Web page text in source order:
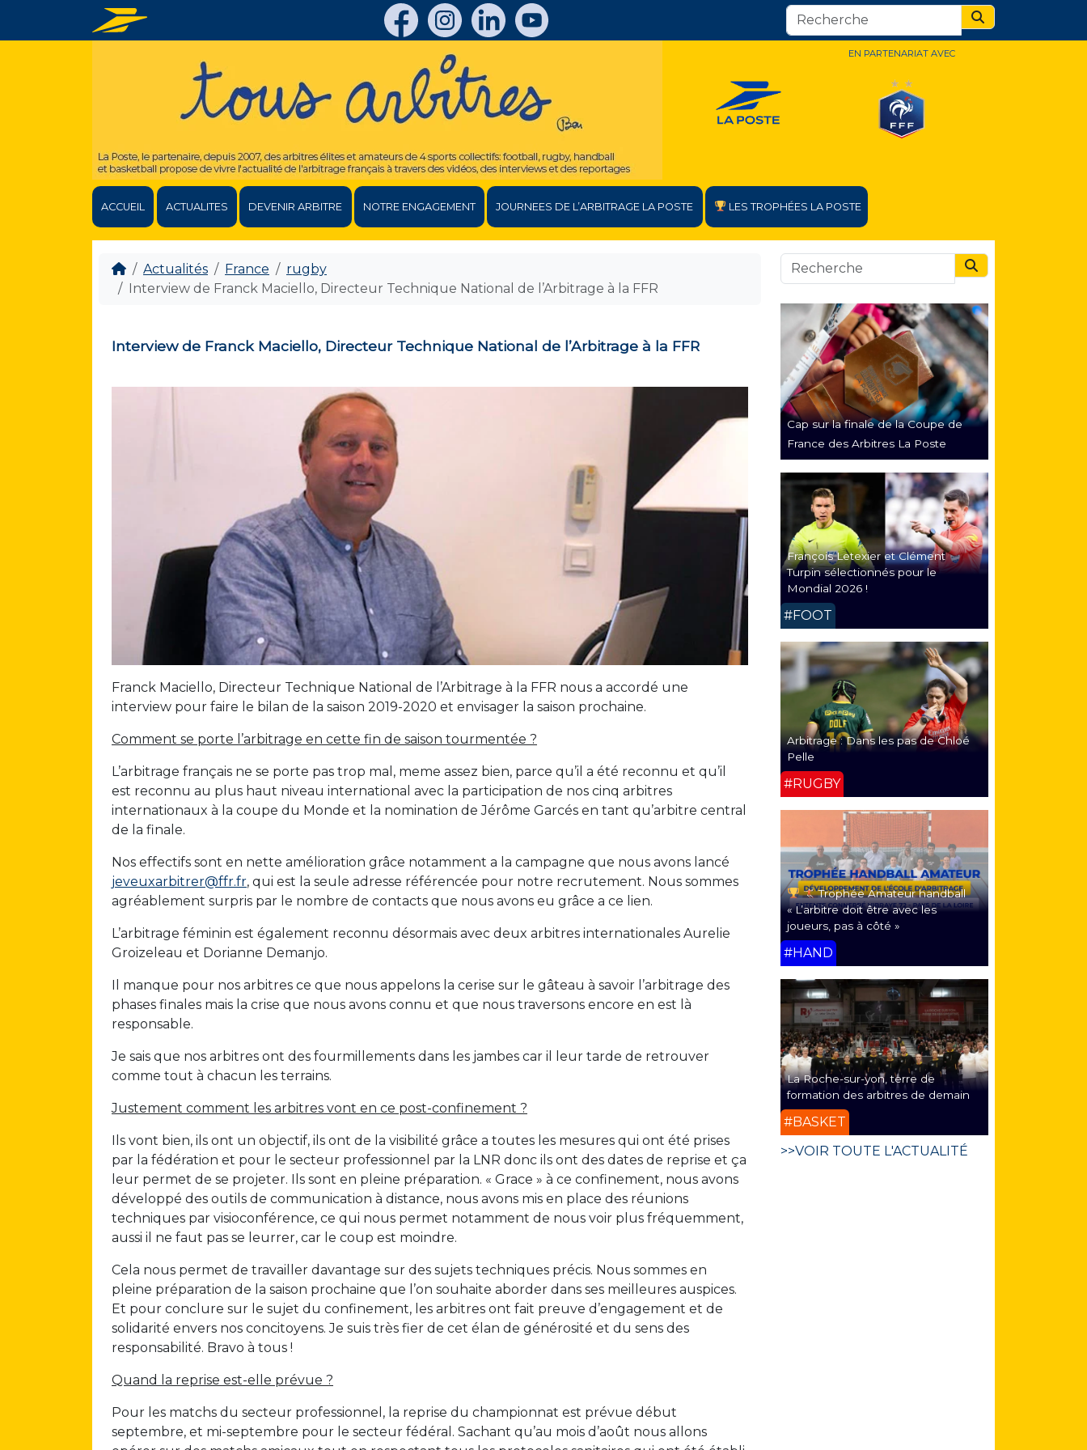
Search
EN PARTENARIAT AVEC
ACCUEIL ACTUALITES DEVENIR ARBITRE NOTRE ENGAGEMENT JOURNEES DE L’ARBITRAGE LA POSTE LES TROPHÉES LA POSTE
Actualités France
rugby
Interview de Franck Maciello, Directeur Technique National de l’Arbitrage à la FFR
Interview de Franck Maciello, Directeur Technique National de l’Arbitrage à la FFR
Franck Maciello, Directeur Technique National de l’Arbitrage à la FFR nous a accordé une
interview pour faire le bilan de la saison 2019-2020 et envisager la saison prochaine.
Comment se porte l’arbitrage en cette fin de saison tourmentée ?
L’arbitrage français ne se porte pas trop mal, meme assez bien, parce qu’il a été reconnu et qu’il
est reconnu au plus haut niveau international avec la participation de nos cinq arbitres
internationaux à la coupe du Monde et la nomination de Jérôme Garcés en tant qu’arbitre central
de la finale.
Nos effectifs sont en nette amélioration grâce notamment a la campagne que nous avons lancé
jeveuxarbitrer@ffr.fr, qui est la seule adresse référencée pour notre recrutement. Nous sommes
agréablement surpris par le nombre de contacts que nous avons eu grâce a ce lien.
L’arbitrage féminin est également reconnu désormais avec deux arbitres internationales Aurelie
Groizeleau et Dorianne Demanjo.
Il manque pour nos arbitres ce que nous appelons la cerise sur le gâteau à savoir l’arbitrage des
phases finales mais la crise que nous avons connu et que nous traversons encore en est là
responsable.
Je sais que nos arbitres ont des fourmillements dans les jambes car il leur tarde de retrouver
comme tout à chacun les terrains.
Justement comment les arbitres vont en ce post-confinement ?
Ils vont bien, ils ont un objectif, ils ont de la visibilité grâce a toutes les mesures qui ont été prises
par la fédération et pour le secteur professionnel par la LNR donc ils ont des dates de reprise et ça
leur permet de se projeter. Ils sont en pleine préparation. « Grace » à ce confinement, nous avons
développé des outils de communication à distance, nous avons mis en place des réunions
techniques par visioconférence, ce qui nous permet notamment de nous voir plus fréquemment,
aussi il ne faut pas se leurrer, car le coup est moindre.
Cela nous permet de travailler davantage sur des sujets techniques précis. Nous sommes en
pleine préparation de la saison prochaine que l’on souhaite aborder dans ses meilleures auspices.
Et pour conclure sur le sujet du confinement, les arbitres ont fait preuve d’engagement et de
solidarité envers nos concitoyens. Je suis très fier de cet élan de générosité et du sens des
responsabilité. Bravo à tous !
Quand la reprise est-elle prévue ?
Pour les matchs du secteur professionnel, la reprise du championnat est prévue début
septembre, et mi-septembre pour le secteur fédéral. Sachant qu’au mois d’août nous allons
Search
Cap sur la finale de la Coupe de
France des Arbitres La Poste
François Letexier et Clément
Turpin sélectionnés pour le
Mondial 2026 !
#FOOT
Arbitrage : Dans les pas de Chloé
Pelle
#RUGBY
Trophée Amateur handball
« L’arbitre doit être avec les
joueurs, pas à côté »
#HAND
La Roche-sur-yon, terre de
formation des arbitres de demain
#BASKET
>>VOIR TOUTE L'ACTUALITÉ